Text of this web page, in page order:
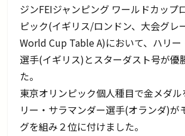
ジンFEIジャンピング ワールドカップ
ピック(イギリス/ロンドン、大会グレ
World Cup Table A)において、ハリー
選手(イギリス)とスターダスト号が優
た。
東京オリンピック個人種目で金メダ
リー・サラマンダー選手(オランダ)が
グを組み２位に付けました。